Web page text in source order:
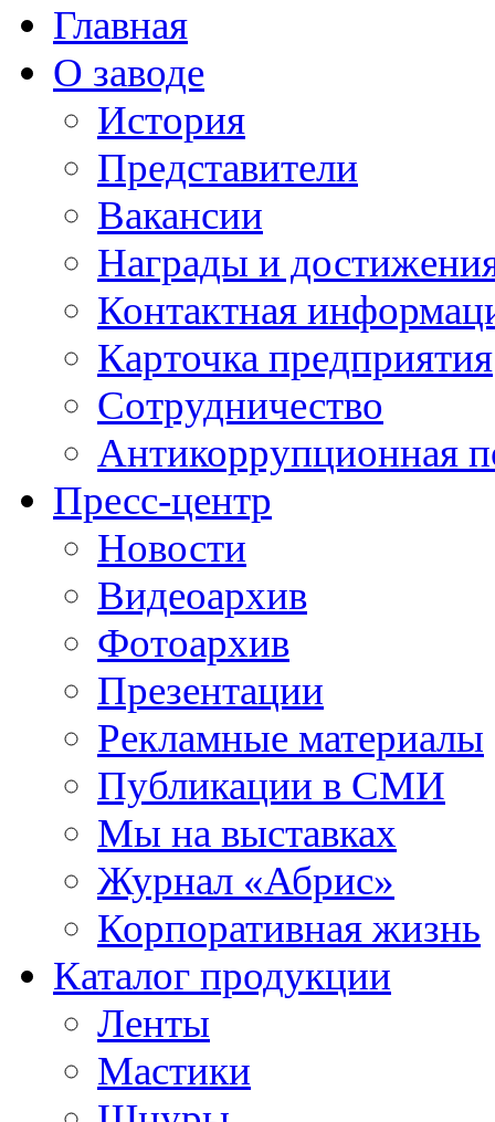
Главная
О заводе
История
Представители
Вакансии
Награды и
Контактная
Карточка предприятия
Сотрудничество
Антикоррупционная
Пресс-центр
Новости
Видеоархив
Фотоархив
Презентации
Рекламные материалы
Публикации в СМИ
Мы на выставках
Журнал «Абрис»
Корпоративная жизнь
Каталог продукции
Ленты
Мастики